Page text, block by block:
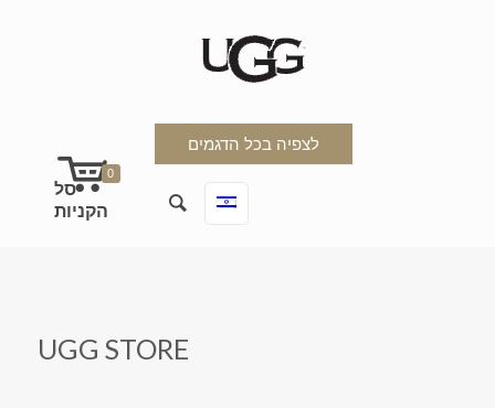
לצפיה בכל הדגמים
0
UGG STORE